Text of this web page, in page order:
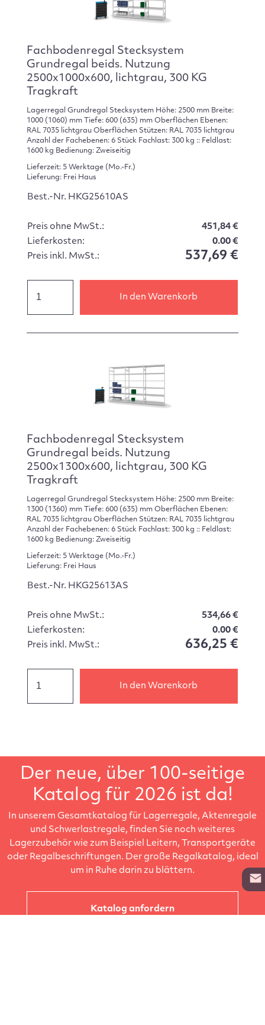
Fachbodenregal Stecksystem
Grundregal beids. Nutzung
2500x1000x600, lichtgrau, 300 KG
Tragkraft
Lagerregal Grundregal Stecksystem Höhe: 2500 mm Breite:
1000 (1060) mm Tiefe: 600 (635) mm Oberflächen Ebenen:
RAL 7035 lichtgrau Oberflächen Stützen: RAL 7035 lichtgrau
Anzahl der Fachebenen: 6 Stück Fachlast: 300 kg :: Feldlast:
1600 kg Bedienung: Zweiseitig
Lieferzeit: 5 Werktage (Mo.-Fr.)
Lieferung: Frei Haus
Best.-Nr. HKG25610AS
Preis ohne MwSt.:
451,84 €
Lieferkosten:
0.00 €
Preis inkl. MwSt.:
537,69 €
In den Warenkorb
Fachbodenregal Stecksystem
Grundregal beids. Nutzung
2500x1300x600, lichtgrau, 300 KG
Tragkraft
Lagerregal Grundregal Stecksystem Höhe: 2500 mm Breite:
1300 (1360) mm Tiefe: 600 (635) mm Oberflächen Ebenen:
RAL 7035 lichtgrau Oberflächen Stützen: RAL 7035 lichtgrau
Anzahl der Fachebenen: 6 Stück Fachlast: 300 kg :: Feldlast:
1600 kg Bedienung: Zweiseitig
Lieferzeit: 5 Werktage (Mo.-Fr.)
Lieferung: Frei Haus
Best.-Nr. HKG25613AS
Preis ohne MwSt.:
534,66 €
Lieferkosten:
0.00 €
Preis inkl. MwSt.:
636,25 €
In den Warenkorb
Der neue, über 100-seitige
Katalog für 2026 ist da!
In unserem Gesamtkatalog für Lagerregale, Aktenregale
und Schwerlastregale, finden Sie noch weiteres
Lagerzubehör wie zum Beispiel Leitern, Transportgeräte
oder Regalbeschriftungen. Der große Regalkatalog, ideal
um in Ruhe darin zu blättern.
Katalog anfordern